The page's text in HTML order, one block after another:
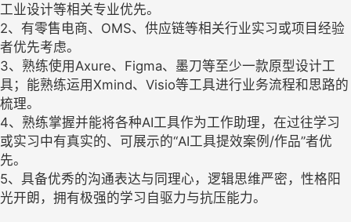
工业设计等相关专业优先。
2、有零售电商、OMS、供应链等相关行业实习或项目经验
者优先考虑。
3、熟练使用Axure、Figma、墨刀等至少一款原型设计工
具；能熟练运用Xmind、Visio等工具进行业务流程和思路的
梳理。
4、熟练掌握并能将各种AI工具作为工作助理，在过往学习
或实习中有真实的、可展示的“AI工具提效案例/作品”者优
先。
5、具备优秀的沟通表达与同理心，逻辑思维严密，性格阳
光开朗，拥有极强的学习自驱力与抗压能力。